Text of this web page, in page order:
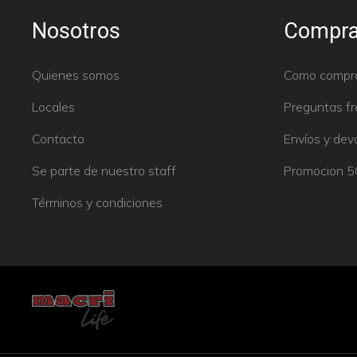
Nosotros
Quienes somos
Locales
Contacto
Se parte de nuestro staff
Términos y condiciones
Como
Preguntas
Envíos y
Promocion